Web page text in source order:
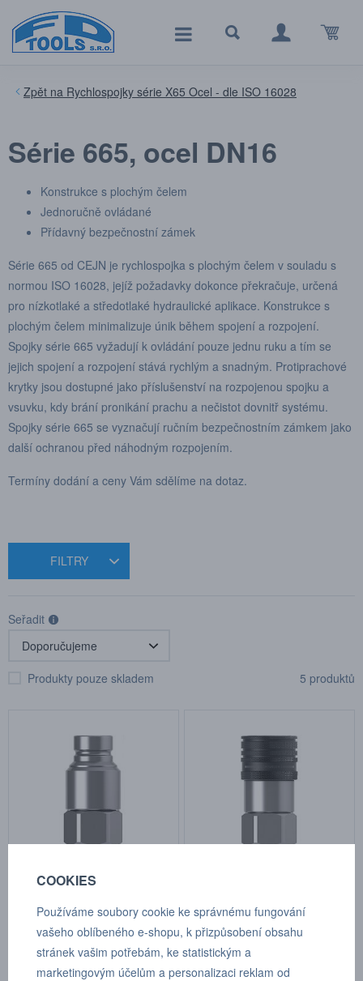
Rychlospojky série X65 Ocel - dle ISO 16028
Série 665, ocel DN16
Konstrukce s plochým čelem
Jednoručně ovládané
Přídavný bezpečnostní zámek
Série 665 od CEJN je rychlospojka s plochým čelem v souladu s
normou ISO 16028, jejíž požadavky dokonce překračuje, určená
pro nízkotlaké a středotlaké hydraulické aplikace. Konstrukce s
plochým čelem minimalizuje únik během spojení a rozpojení.
Spojky série 665 vyžadují k ovládání pouze jednu ruku a tím se
jejich spojení a rozpojení stává rychlým a snadným. Protiprachové
krytky jsou dostupné jako příslušenství na rozpojenou spojku a
vsuvku, kdy brání pronikání prachu a nečistot dovnitř systému.
Spojky série 665 se vyznačují ručním bezpečnostním zámkem jako
další ochranou před náhodným rozpojením.
Termíny dodání a ceny Vám sdělíme na dotaz.
FILTRY
Seřadit
Produkty pouze skladem 5 produktů
Vsuvka série 665 - DN 16 - G
Kat.číslo: 10665 6201
Cena na dotaz
Kat.číslo: 10665 1201
skladem
Cena na dotaz
COOKIES
Používáme soubory cookie ke správnému fungování
vašeho oblíbeného e-shopu, k přizpůsobení obsahu
stránek vašim potřebám, ke statistickým a
marketingovým účelům a personalizaci reklam od